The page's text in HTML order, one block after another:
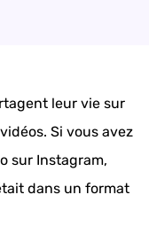
leur vie sur
Si vous avez
sur Instagram,
dans un format